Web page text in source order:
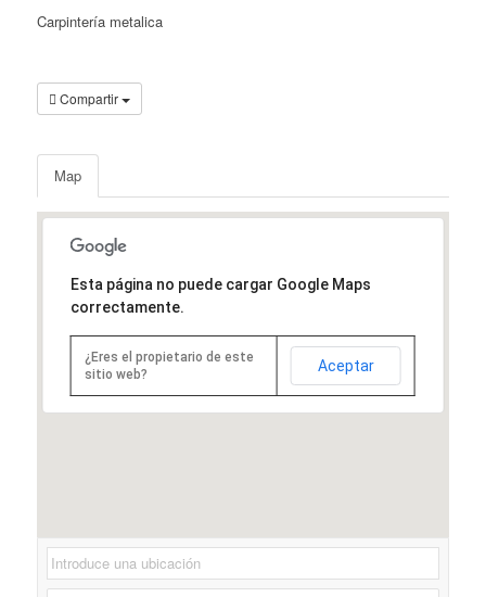
Carpintería metalica
Compartir
Map
Esta página no puede cargar Google Maps
correctamente.
¿Eres el propietario de este
sitio web?
Aceptar